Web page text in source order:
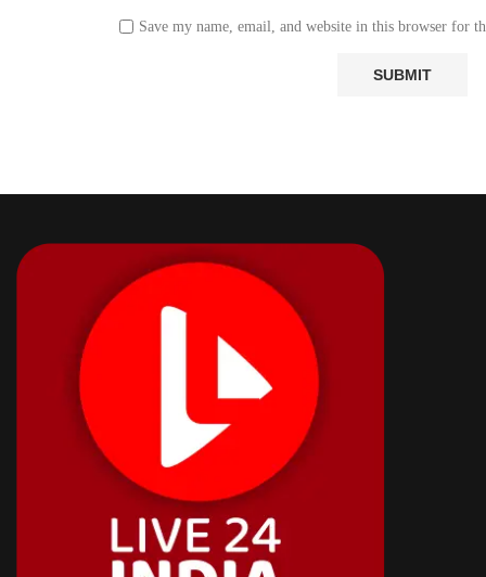
Save my name, email, and website in this browser for